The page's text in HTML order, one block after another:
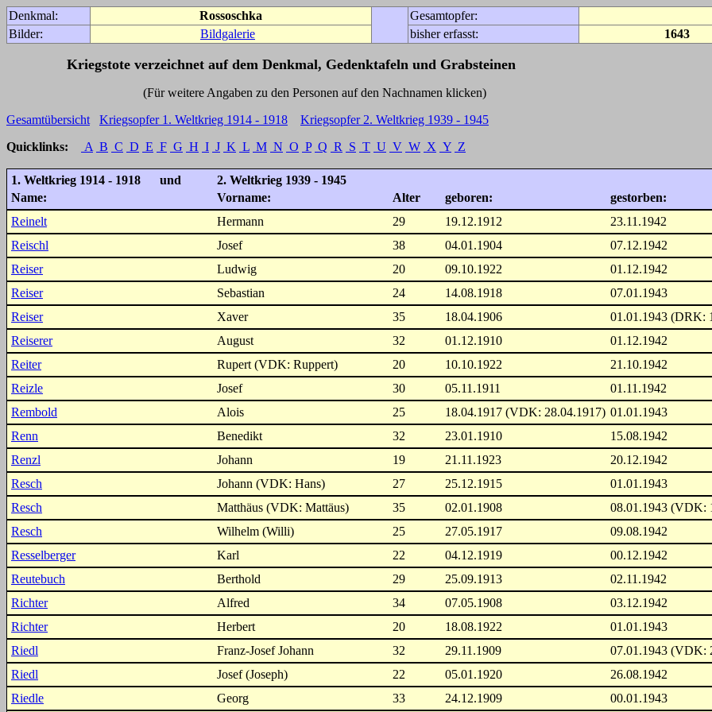
Denkmal: Rossoschka
Gesamtopfer:
Bilder:
Bildgalerie bisher erfasst: 1643
Kriegstote verzeichnet auf dem Denkmal, Gedenktafeln und Grabsteinen
(Für weitere Angaben zu den Personen auf den Nachnamen klicken)
Gesamtübersicht
Kriegsopfer 1. Weltkrieg 1914 - 1918
Kriegsopfer 2. Weltkrieg 1939 - 1945
Quicklinks:
A B C D E F G H I J K L M N O P Q R S T U V W X Y Z
1. Weltkrieg 1914 - 1918 und
2. Weltkrieg 1939 - 1945
Name:
Vorname: Alter geboren:
gestorben:
Reinelt
Hermann 29 19.12.1912
23.11.1942
Reischl
Josef 38 04.01.1904
07.12.1942
Reiser
Ludwig 20 09.10.1922
01.12.1942
Reiser
Sebastian 24 14.08.1918
07.01.1943
Reiser
Xaver 35 18.04.1906
01.01.1943 (DRK:
Reiserer
August 32 01.12.1910
01.12.1942
Reiter
Rupert (VDK: Ruppert) 20 10.10.1922
21.10.1942
Reizle
Josef 30 05.11.1911
01.11.1942
Rembold
Alois 25 18.04.1917 (VDK: 28.04.1917) 01.01.1943
Renn
Benedikt 32 23.01.1910
15.08.1942
Renzl
Johann 19 21.11.1923
20.12.1942
Resch
Johann (VDK: Hans) 27 25.12.1915
01.01.1943
Resch
Matthäus (VDK: Mattäus) 35 02.01.1908
08.01.1943 (VDK:
Resch
Wilhelm (Willi) 25 27.05.1917
09.08.1942
Resselberger
Karl 22 04.12.1919
00.12.1942
Reutebuch
Berthold 29 25.09.1913
02.11.1942
Richter
Alfred 34 07.05.1908
03.12.1942
Richter
Herbert 20 18.08.1922
01.01.1943
Riedl
Franz-Josef Johann 32 29.11.1909
07.01.1943 (VDK:
Riedl
Josef (Joseph) 22 05.01.1920
26.08.1942
Riedle
Georg 33 24.12.1909 00.01.1943